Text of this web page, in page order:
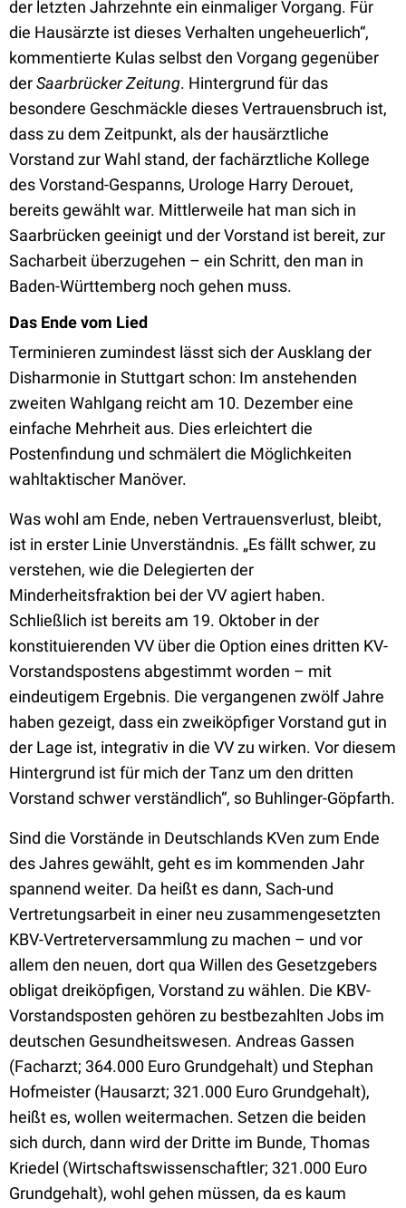
der letzten Jahrzehnte ein einmaliger Vorgang. Für
die Hausärzte ist dieses Verhalten ungeheuerlich“,
kommentierte Kulas selbst den Vorgang gegenüber
derSaarbrücker Zeitung. Hintergrund für das
besondere Geschmäckle dieses Vertrauensbruch ist,
dass zu dem Zeitpunkt, als der hausärztliche
Vorstand zur Wahl stand, der fachärztliche Kollege
des Vorstand-Gespanns, Urologe Harry Derouet,
bereits gewählt war. Mittlerweile hat man sich in
Saarbrücken geeinigt und der Vorstand ist bereit, zur
Sacharbeit überzugehen – ein Schritt, den man in
Baden-Württemberg noch gehen muss.
Das Ende vom Lied
Terminieren zumindest lässt sich der Ausklang der
Disharmonie in Stuttgart schon: Im anstehenden
zweiten Wahlgang reicht am 10. Dezember eine
einfache Mehrheit aus. Dies erleichtert die
Postenfindung und schmälert die Möglichkeiten
wahltaktischer Manöver.
Was wohl am Ende, neben Vertrauensverlust, bleibt,
ist in erster Linie Unverständnis. „Es fällt schwer, zu
verstehen, wie die Delegierten der
Minderheitsfraktion bei der VV agiert haben.
Schließlich ist bereits am 19. Oktober in der
konstituierenden VV über die Option eines dritten KV-
Vorstandspostens abgestimmt worden – mit
eindeutigem Ergebnis. Die vergangenen zwölf Jahre
haben gezeigt, dass ein zweiköpfiger Vorstand gut in
der Lage ist, integrativ in die VV zu wirken. Vor diesem
Hintergrund ist für mich der Tanz um den dritten
Vorstand schwer verständlich“, so Buhlinger-Göpfarth.
Sind die Vorstände in Deutschlands KVen zum Ende
des Jahres gewählt, geht es im kommenden Jahr
spannend weiter. Da heißt es dann, Sach-und
Vertretungsarbeit in einer neu zusammengesetzten
KBV-Vertreterversammlung zu machen – und vor
allem den neuen, dort qua Willen des Gesetzgebers
obligat dreiköpfigen, Vorstand zu wählen. Die KBV-
Vorstandsposten gehören zu bestbezahlten Jobs im
deutschen Gesundheitswesen. Andreas Gassen
(Facharzt; 364.000 Euro Grundgehalt) und Stephan
Hofmeister (Hausarzt; 321.000 Euro Grundgehalt),
heißt es, wollen weitermachen. Setzen die beiden
sich durch, dann wird der Dritte im Bunde, Thomas
Kriedel (Wirtschaftswissenschaftler; 321.000 Euro
Grundgehalt), wohl gehen müssen, da es kaum